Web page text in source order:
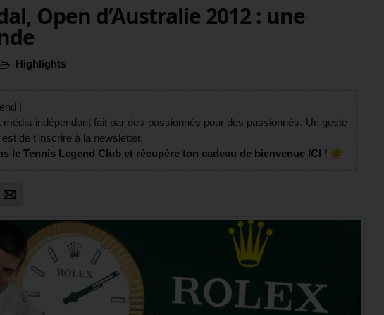
Open d’Australie 2012 : une
Highlights
!
média indépendant fait par des passionnés pour des passionnés. Un geste
de t’inscrire à la newsletter.
le Tennis Legend Club et récupère ton cadeau de bienvenue ICI !